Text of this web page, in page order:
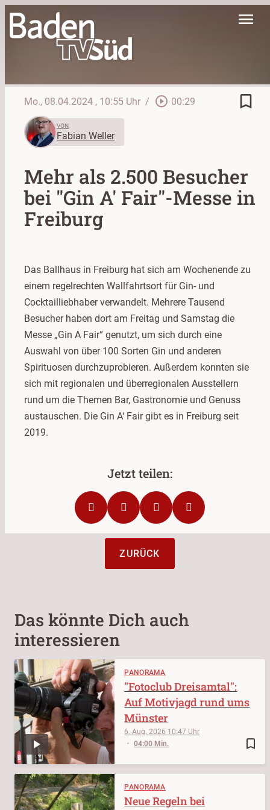
menu
Mo., 08.04.2024 , 10:55 Uhr / play_circle_outline 00:29 bookmark_border
VON
Fabian Weller
Mehr als 2.500 Besucher
bei "Gin A' Fair"-Messe in
Freiburg
Das Ballhaus in Freiburg hat sich am Wochenende zu
einem regelrechten Wallfahrtsort für Gin- und
Cocktailliebhaber verwandelt. Mehrere Tausend
Besucher haben dort am Freitag und Samstag die
Messe „Gin A Fair“ genutzt, um sich durch eine
Auswahl von über 100 Sorten Gin und anderen
Spirituosen durchzuprobieren. Außerdem konnten sie
sich mit regionalen und überregionalen Ausstellern
rund um die Themen Bar, Gastronomie und Genuss
austauschen. Die Gin A‘ Fair gibt es in Freiburg seit
2019.
ZURÜCK
Das könnte Dich auch
interessieren
PANORAMA
bookmark_border
6. Aug. 2026 10:47
04:00 Min.
"Fotoclub Dreisamtal":
Auf Motivjagd rund ums
Münster
PANORAMA
Neue Regeln bei